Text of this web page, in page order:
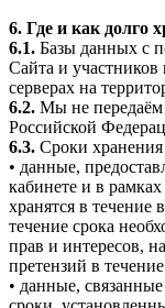
6. Где и как долго
6.1. Базы данных с
Сайта и
серверах на
6.2. Мы не передаём
Российской
6.3. Сроки хранения
• данные,
кабинете и в
хранятся в течение
течение срока
прав и интересов,
претензий в
• данные,